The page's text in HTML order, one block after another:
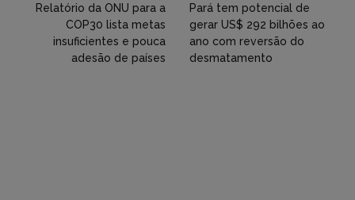
Twitter,
Flickr
etc)
Relatório da ONU para a
COP30 lista metas
insuficientes e pouca
adesão de países
Pará tem potencial de
gerar US$ 292 bilhões ao
ano com reversão do
desmatamento